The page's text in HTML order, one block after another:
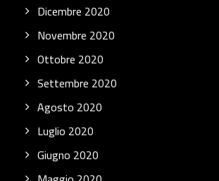
Dicembre 2020
Novembre 2020
Ottobre 2020
Settembre 2020
Agosto 2020
Luglio 2020
Giugno 2020